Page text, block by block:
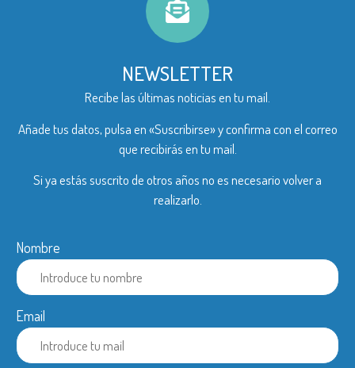
NEWSLETTER
Recibe las últimas noticias en tu mail.
Añade tus datos, pulsa en «Suscribirse» y confirma con el correo
que recibirás en tu mail.
Si ya estás suscrito de otros años no es necesario volver a
realizarlo.
Nombre
Email